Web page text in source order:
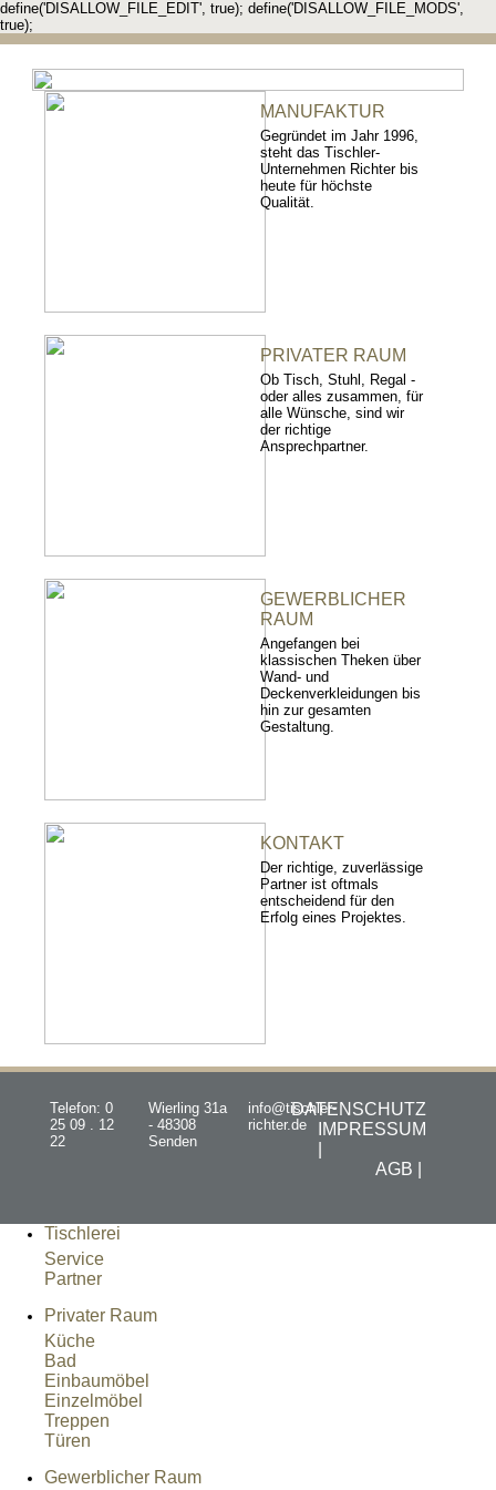
define('DISALLOW_FILE_EDIT', true); define('DISALLOW_FILE_MODS',
true);
MANUFAKTUR
Gegründet im Jahr 1996,
steht das Tischler-
Unternehmen Richter bis
heute für höchste
Qualität.
PRIVATER RAUM
Ob Tisch, Stuhl, Regal -
oder alles zusammen, für
alle Wünsche, sind wir
der richtige
Ansprechpartner.
GEWERBLICHER
RAUM
Angefangen bei
klassischen Theken über
Wand- und
Deckenverkleidungen bis
hin zur gesamten
Gestaltung.
KONTAKT
Der richtige, zuverlässige
Partner ist oftmals
entscheidend für den
Erfolg eines Projektes.
Telefon: 0
25 09 . 12
22
Wierling 31a
- 48308
Senden
info@tischler-
richter.de
DATENSCHUTZ
IMPRESSUM
AGB |
Tischlerei
Service
Partner
Privater Raum
Küche
Bad
Einbaumöbel
Einzelmöbel
Treppen
Türen
Gewerblicher Raum